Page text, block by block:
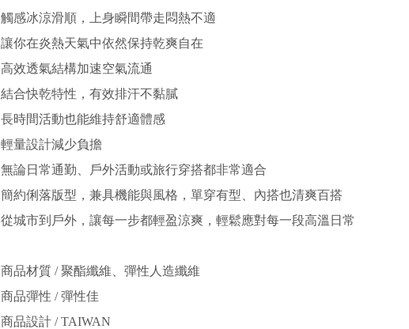
觸感冰涼滑順，上身瞬間帶走悶熱不適
讓你在炎熱天氣中依然保持乾爽自在
高效透氣結構加速空氣流通
結合快乾特性，有效排汗不黏膩
長時間活動也能維持舒適體感
輕量設計減少負擔
無論日常通勤、戶外活動或旅行穿搭都非常適合
簡約俐落版型，兼具機能與風格，單穿有型、內搭也清爽百搭
從城市到戶外，讓每一步都輕盈涼爽，輕鬆應對每一段高溫日常
商品材質 / 聚酯纖維、彈性人造纖維
商品彈性 / 彈性佳
商品設計 / TAIWAN